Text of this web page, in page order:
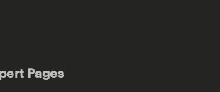
Pages